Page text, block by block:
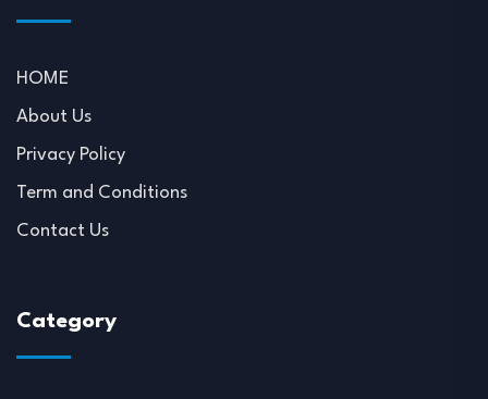
HOME
About Us
Privacy Policy
Term and Conditions
Contact Us
Category